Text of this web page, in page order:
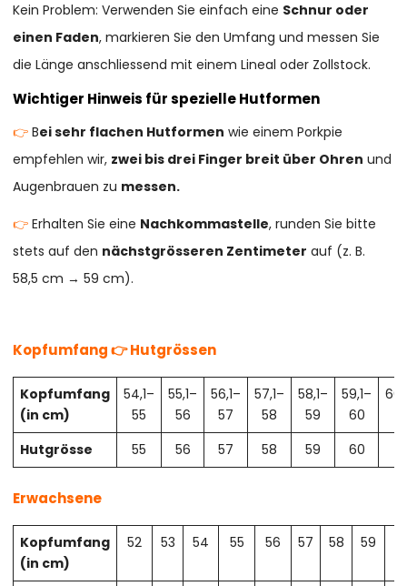
Kein Problem: Verwenden Sie einfach eine Schnur oder
einen Faden, markieren Sie den Umfang und messen Sie
die Länge anschliessend mit einem Lineal oder Zollstock.
Wichtiger Hinweis für spezielle Hutformen
👉Bei sehr flachen Hutformen wie einem Porkpie
empfehlen wir, zwei bis drei Finger breit über Ohren und
Augenbrauen zu messen.
👉Erhalten Sie eine Nachkommastelle, runden Sie bitte
stets auf den nächstgrösseren Zentimeter auf (z. B.
58,5 cm → 59 cm).
Kopfumfang 👉 Hutgrössen
Kopfumfang
(in cm)
54,1–
55
55,1–
56
56,1–
57
57,1–
58
58,1–
59
59,1–
60
Hutgrösse
55 56 57 58 59 60
Erwachsene
Kopfumfang
(in cm)
52 53 54 55 56 57 58 59